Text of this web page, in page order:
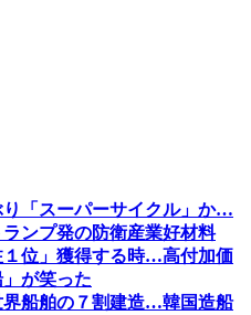
「スーパーサイクル」か…
ンプ発の防衛産業好材料
位」獲得する時…高付加価
が笑った
船舶の７割建造…韓国造船